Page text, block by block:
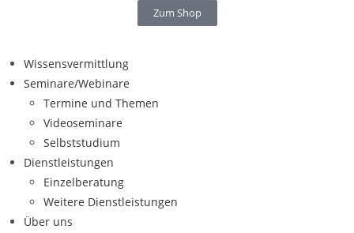
Zum Shop
Wissensvermittlung
Seminare/Webinare
Termine und Themen
Videoseminare
Selbststudium
Dienstleistungen
Einzelberatung
Weitere Dienstleistungen
Über uns